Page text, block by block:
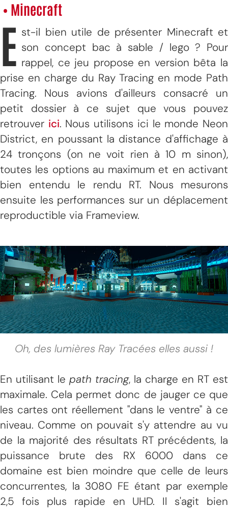
• Minecraft
E st-il bien utile de présenter Minecraft et
son concept bac à sable / lego ? Pour
rappel, ce jeu propose en version bêta la
prise en charge du Ray Tracing en mode Path
Tracing. Nous avions d'ailleurs consacré un
petit dossier à ce sujet que vous pouvez
retrouver ici. Nous utilisons ici le monde Neon
District, en poussant la distance d'affichage à
24 tronçons (on ne voit rien à 10 m sinon),
toutes les options au maximum et en activant
bien entendu le rendu RT. Nous mesurons
ensuite les performances sur un déplacement
reproductible via Frameview.
Oh, des lumières Ray Tracées elles aussi !
En utilisant le path tracing, la charge en RT est
maximale. Cela permet donc de jauger ce que
les cartes ont réellement "dans le ventre" à ce
niveau. Comme on pouvait s'y attendre au vu
de la majorité des résultats RT précédents, la
puissance brute des RX 6000 dans ce
domaine est bien moindre que celle de leurs
concurrentes, la 3080 FE étant par exemple
2,5 fois plus rapide en UHD. Il s'agit bien